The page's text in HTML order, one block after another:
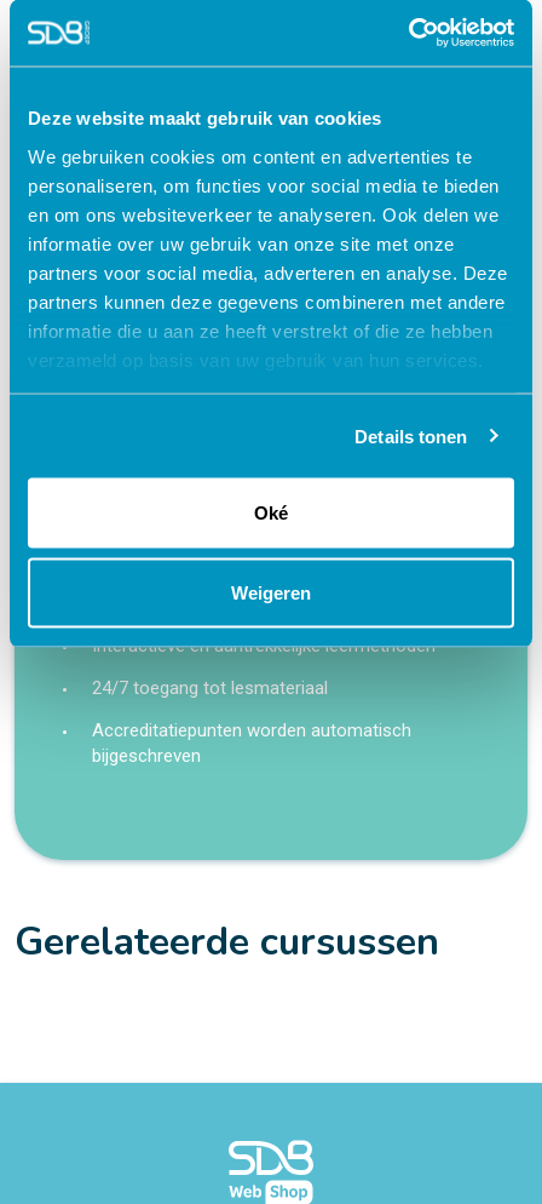
Deze website maakt gebruik van cookies
We gebruiken cookies om content en advertenties te
personaliseren, om functies voor social media te bieden
en om ons websiteverkeer te analyseren. Ook delen we
informatie over uw gebruik van onze site met onze
partners voor social media, adverteren en analyse. Deze
partners kunnen deze gegevens combineren met andere
informatie die u aan ze heeft verstrekt of die ze hebben
verzameld op basis van uw gebruik van hun services.
Details tonen
Oké
Weigeren
Acute zorg & VRH
access_time 90 minuten
check
V&VN
Accr.nr. 657230 1 punt
turned_in_not Certificaat
€ 40,00 shopping_cart
Waarom kiezen voor deze
e-learning?
zorgprofessionals
Interactieve en aantrekkelijke leermethoden
24/7 toegang tot lesmateriaal
Accreditatiepunten worden automatisch
bijgeschreven
Gerelateerde cursussen